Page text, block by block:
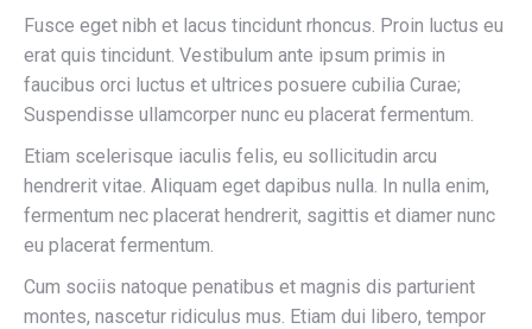
Fusce eget nibh et lacus tincidunt rhoncus. Proin luctus eu
erat quis tincidunt. Vestibulum ante ipsum primis in
faucibus orci luctus et ultrices posuere cubilia Curae;
Suspendisse ullamcorper nunc eu placerat fermentum.
Etiam scelerisque iaculis felis, eu sollicitudin arcu
hendrerit vitae. Aliquam eget dapibus nulla. In nulla enim,
fermentum nec placerat hendrerit, sagittis et diamer nunc
eu placerat fermentum.
Cum sociis natoque penatibus et magnis dis parturient
montes, nascetur ridiculus mus. Etiam dui libero, tempor